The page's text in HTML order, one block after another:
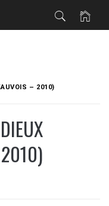
– 2010)